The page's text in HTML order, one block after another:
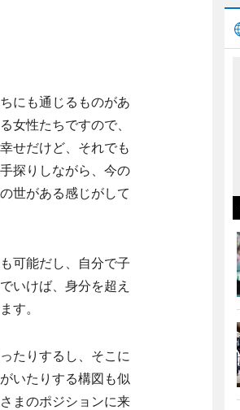
にも通じるものがあ
女性たちですので、
せだけど、それでも
探りしながら、今の
世がある感じがして
可能だし、自分で子
いけば、身分を超え
す。
たりするし、そこに
いたりする構図も似
まのポジションに来